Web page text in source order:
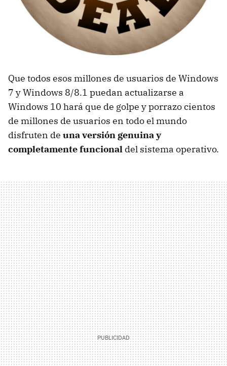
Que todos esos millones de usuarios de Windows
7 y Windows 8/8.1 puedan actualizarse a
Windows 10 hará que de golpe y porrazo cientos
de millones de usuarios en todo el mundo
disfruten de una versión genuina y
completamente funcional del sistema operativo.